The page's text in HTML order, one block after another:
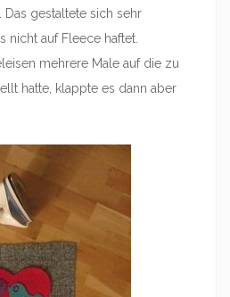
Das gestaltete sich sehr
nicht auf Fleece haftet.
mehrere Male auf die zu
hatte, klappte es dann aber